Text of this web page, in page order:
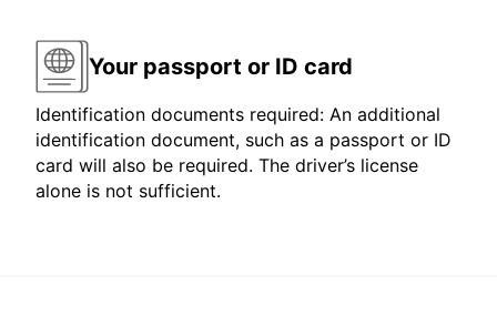
Your passport or ID card
Identification documents required: An additional
identification document, such as a passport or ID
card will also be required. The driver’s license
alone is not sufficient.